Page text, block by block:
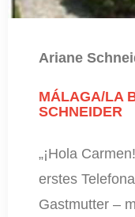
Ariane
MÁLAGA/LA
SCHNEIDER
„¡Hola
erstes
Gastmutter –